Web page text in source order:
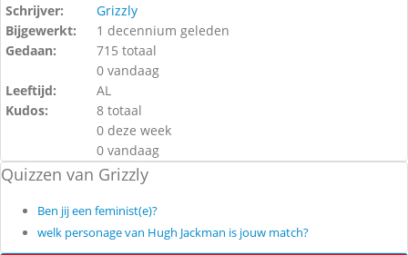
Schrijver:
Grizzly
Bijgewerkt:
1 decennium geleden
Gedaan:
715 totaal
0 vandaag
Leeftijd:
AL
Kudos:
8 totaal
0 deze week
0 vandaag
Quizzen van Grizzly
Ben jij een feminist(e)?
welk personage van Hugh Jackman is jouw match?